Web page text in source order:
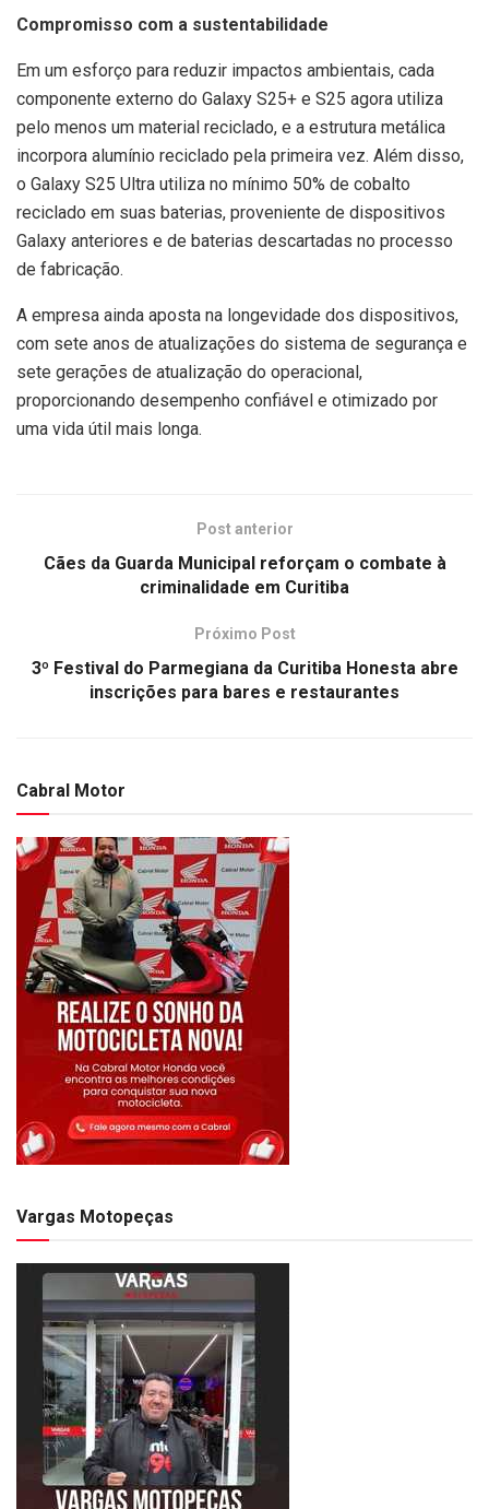
Compromisso com a sustentabilidade
Em um esforço para reduzir impactos ambientais, cada
componente externo do Galaxy S25+ e S25 agora utiliza
pelo menos um material reciclado, e a estrutura metálica
incorpora alumínio reciclado pela primeira vez. Além disso,
o Galaxy S25 Ultra utiliza no mínimo 50% de cobalto
reciclado em suas baterias, proveniente de dispositivos
Galaxy anteriores e de baterias descartadas no processo
de fabricação.
A empresa ainda aposta na longevidade dos dispositivos,
com sete anos de atualizações do sistema de segurança e
sete gerações de atualização do operacional,
proporcionando desempenho confiável e otimizado por
uma vida útil mais longa.
Post anterior
Cães da Guarda Municipal reforçam o combate à
criminalidade em Curitiba
Próximo Post
3º Festival do Parmegiana da Curitiba Honesta abre
inscrições para bares e restaurantes
Cabral Motor
Vargas Motopeças